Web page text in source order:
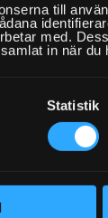
till
med.
in när du
Statistik
avtal med
i
100